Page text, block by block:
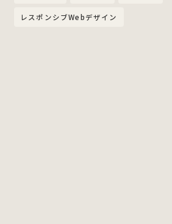
レスポンシブWebデザイン